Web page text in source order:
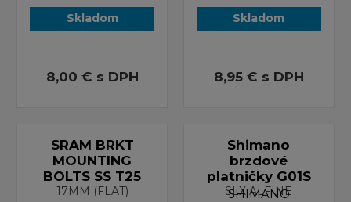
Skladom
8,00 € s DPH
Skladom
8,95 € s DPH
SRAM BRKT
MOUNTING
BOLTS SS T25
17MM (FLAT)
Shimano
brzdové
platničky G01S
SLX ALFINE
SHIMANO